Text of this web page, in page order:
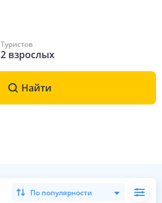
Туристов
2 взрослых
Найти
По популярности